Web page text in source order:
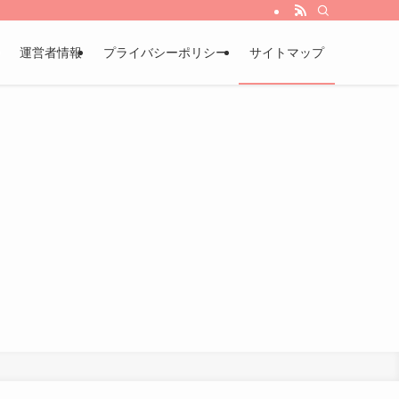
運営者情報 プライバシーポリシー サイトマップ